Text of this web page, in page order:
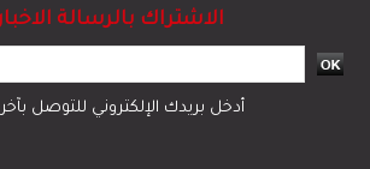
الاشتراك بالرسالة
أدخل بريدك الإلكتروني للتوصل بآخر